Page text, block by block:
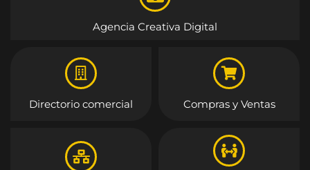
Agencia Creativa Digital
Directorio comercial Compras y Ventas